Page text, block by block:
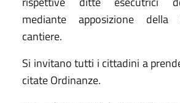
mediante apposizione della
cantiere.
Si invitano tutti i cittadini a
citate Ordinanze.